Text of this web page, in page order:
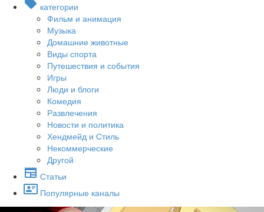
категории
Фильм и анимация
Музыка
Домашние животные
Виды спорта
Путешествия и события
Игры
Люди и блоги
Комедия
Развлечения
Новости и политика
Хендмейд и Стиль
Некоммерческие
Другой
Статьи
Популярные каналы